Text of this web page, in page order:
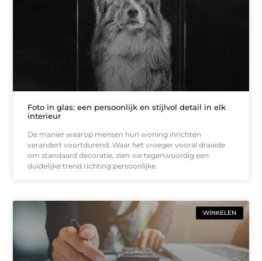
Foto in glas: een persoonlijk en stijlvol detail in elk
interieur
De manier waarop mensen hun woning inrichten
verandert voortdurend. Waar het vroeger vooral draaide
om standaard decoratie, zien we tegenwoordig een
duidelijke trend richting persoonlijke
WINKELEN